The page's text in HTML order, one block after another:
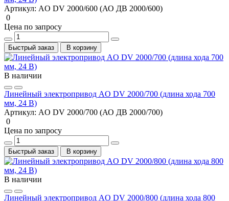
Артикул: AO DV 2000/600 (АО ДВ 2000/600)
0
Цена по запросу
Быстрый заказ В корзину
В наличии
Линейный электропривод AO DV 2000/700 (длина хода 700
мм, 24 В)
Артикул: AO DV 2000/700 (АО ДВ 2000/700)
0
Цена по запросу
Быстрый заказ В корзину
В наличии
Линейный электропривод AO DV 2000/800 (длина хода 800